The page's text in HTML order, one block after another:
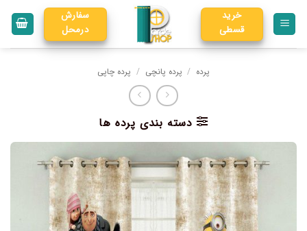
خرید
قسطی
سفارش
درمحل
پرده / پرده پانچی / پرده چاپی
دسته بندی پرده ها